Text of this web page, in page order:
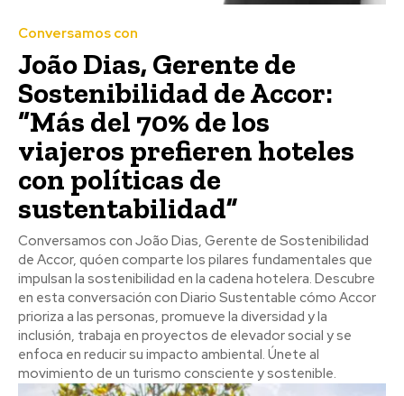
Conversamos con
João Dias, Gerente de
Sostenibilidad de Accor:
“Más del 70% de los
viajeros prefieren hoteles
con políticas de
sustentabilidad”
Conversamos con João Dias, Gerente de Sostenibilidad
de Accor, quóen comparte los pilares fundamentales que
impulsan la sostenibilidad en la cadena hotelera. Descubre
en esta conversación con Diario Sustentable cómo Accor
prioriza a las personas, promueve la diversidad y la
inclusión, trabaja en proyectos de elevador social y se
enfoca en reducir su impacto ambiental. Únete al
movimiento de un turismo consciente y sostenible.